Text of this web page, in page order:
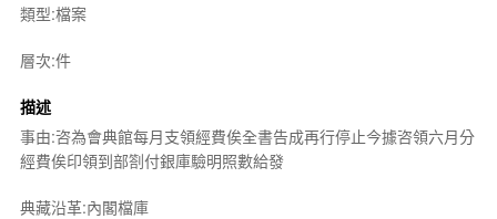
類型:檔案
層次:件
描述
事由:咨為會典館每月支領經費俟全書告成再行停止今據咨領六月分
經費俟印領到部劄付銀庫驗明照數給發
典藏沿革:內閣檔庫